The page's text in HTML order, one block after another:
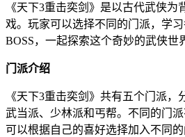
《天下3重击奕剑》是以古代武侠为
戏。玩家可以选择不同的门派，学
BOSS，一起探索这个奇妙的武侠世
门派介绍
《天下3重击奕剑》共有五个门派，
武当派、少林派和丐帮。不同的门
可以根据自己的喜好选择加入不同的